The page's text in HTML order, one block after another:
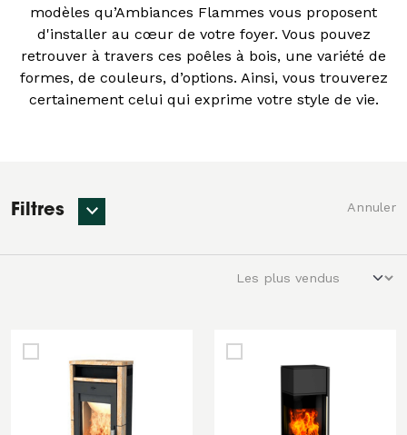
modèles qu’Ambiances Flammes vous proposent
d'installer au cœur de votre foyer. Vous pouvez
retrouver à travers ces poêles à bois, une variété de
formes, de couleurs, d’options. Ainsi, vous trouverez
certainement celui qui exprime votre style de vie.
Filtres Annuler